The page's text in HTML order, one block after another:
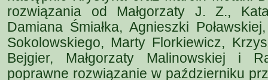
rozwiązania od Małgorzaty J. Z.,
Damiana Śmiałka, Agnieszki
Sokolowskiego, Marty Florkiewicz,
Bejgier, Małgorzaty Malinowskiej i
poprawne rozwiązanie w październiku